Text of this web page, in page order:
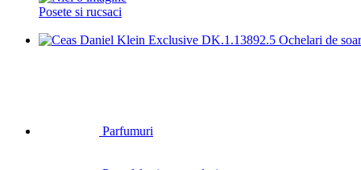
Posete si rucsaci
Ochelari de
Parfumuri